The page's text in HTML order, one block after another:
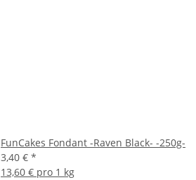
FunCakes Fondant -Raven Black- -250g-
3,40 € *
13,60 € pro 1 kg